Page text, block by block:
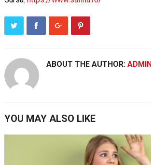
ABOUT THE AUTHOR: ADMIN
YOU MAY ALSO LIKE